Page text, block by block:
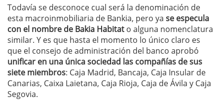
Todavía se desconoce cual será la denominación de
esta macroinmobiliaria de Bankia, pero ya se especula
con el nombre de Bakia Habitat o alguna nomenclatura
similar. Y es que hasta el momento lo único claro es
que el consejo de administración del banco aprobó
unificar en una única sociedad las compañías de sus
siete miembros: Caja Madrid, Bancaja, Caja Insular de
Canarias, Caixa Laietana, Caja Rioja, Caja de Ávila y Caja
Segovia.